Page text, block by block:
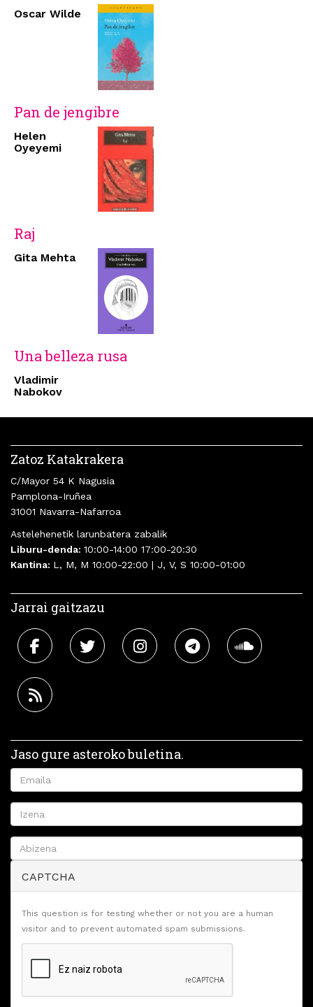
Oscar Wilde
Pan de jengibre
Helen
Oyeyemi
Raj
Gita Mehta
Una belleza rusa
Vladimir
Nabokov
Zatoz Katakrakera
C/Mayor 54 K Nagusia
Pamplona-Iruñea
31001 Navarra-Nafarroa
Astelehenetik larunbatera zabalik
Liburu-denda: 10:00-14:00 17:00-20:30
Kantina: L, M, M 10:00-22:00 | J, V, S 10:00-01:00
Jarrai gaitzazu
Jaso gure asteroko buletina.
CAPTCHA
This question is for testing whether or not you are a human
visitor and to prevent automated spam submissions.